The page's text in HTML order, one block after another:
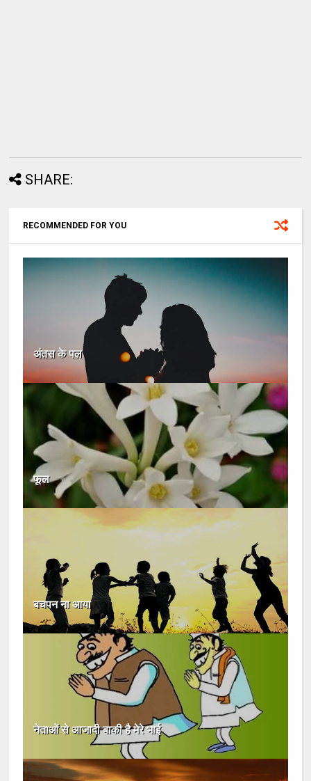
SHARE:
RECOMMENDED FOR YOU
अंतस के पल
फूल
बचपन ना आया
नेताओं से आजादी बाकी है मेरे भाई